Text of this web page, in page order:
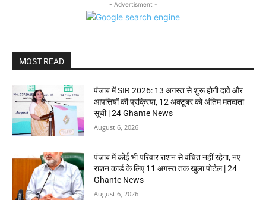
- Advertisment -
MOST READ
पंजाब में SIR 2026: 13 अगस्त से शुरू होगी दावे और
आपत्तियों की प्रक्रिया, 12 अक्टूबर को अंतिम मतदाता
सूची | 24 Ghante News
August 6, 2026
पंजाब में कोई भी परिवार राशन से वंचित नहीं रहेगा, नए
राशन कार्ड के लिए 11 अगस्त तक खुला पोर्टल | 24
Ghante News
August 6, 2026